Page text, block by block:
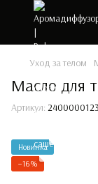
Уход за телом
Масло для
Артикул: 2400000123
Новинка
−16%